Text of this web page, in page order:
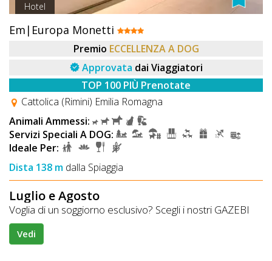
Hotel
Em|Europa Monetti
Premio ECCELLENZA A DOG
Approvata dai Viaggiatori
TOP 100 PIÙ Prenotate
Cattolica (Rimini) Emilia Romagna
Animali Ammessi:
Servizi Speciali A DOG:
Ideale Per:
Dista 138 m dalla Spiaggia
Luglio e Agosto
Voglia di un soggiorno esclusivo? Scegli i nostri GAZEBI
Vedi